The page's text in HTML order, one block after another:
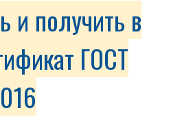
и получить в
ГОСТ